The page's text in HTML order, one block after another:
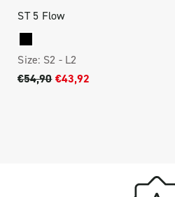
ST 5 Flow
Size: S2 - L2
€54,90 €43,92